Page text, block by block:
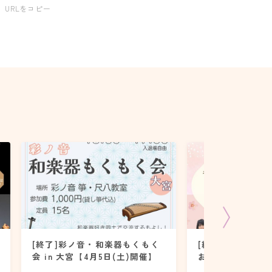
URLをコピー
[終了]彩ノ音・和楽器もくもく
会 in 大宮【4月5日(土)開催】
[終了]和楽器de
おみや【3月27